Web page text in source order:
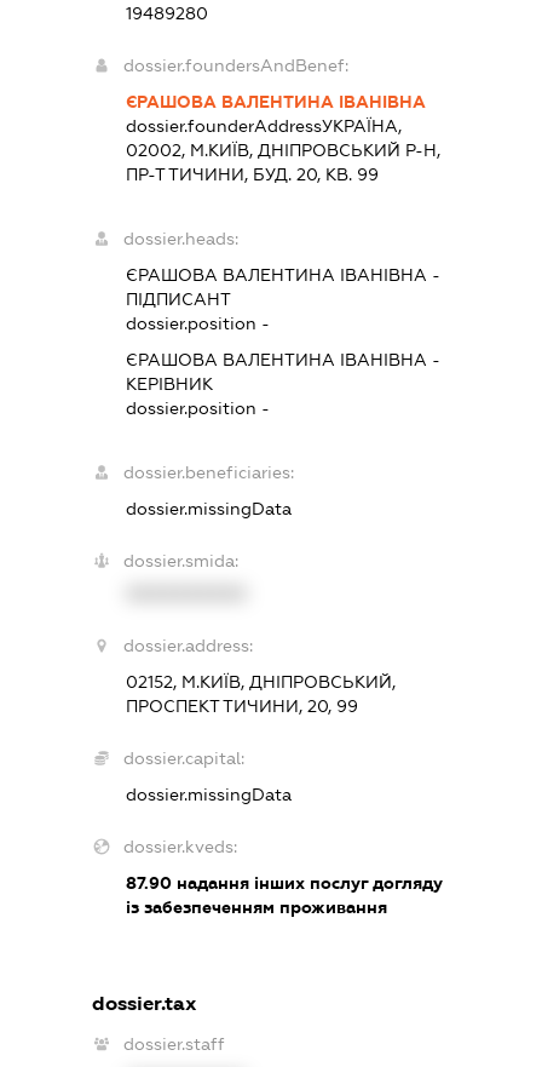
19489280
dossier.foundersAndBenef:
ЄРАШОВА ВАЛЕНТИНА ІВАНІВНА
dossier.founderAddressУКРАЇНА,
02002, М.КИЇВ, ДНІПРОВСЬКИЙ Р-Н,
ПР-Т ТИЧИНИ, БУД. 20, КВ. 99
dossier.heads:
ЄРАШОВА ВАЛЕНТИНА ІВАНІВНА -
ПІДПИСАНТ
dossier.position -
ЄРАШОВА ВАЛЕНТИНА ІВАНІВНА -
КЕРІВНИК
dossier.position -
dossier.beneficiaries:
dossier.missingData
dossier.smida:
dossier.address:
02152, М.КИЇВ, ДНІПРОВСЬКИЙ,
ПРОСПЕКТ ТИЧИНИ, 20, 99
dossier.capital:
dossier.missingData
dossier.kveds:
87.90 надання інших послуг догляду
із забезпеченням проживання
dossier.tax
dossier.staff